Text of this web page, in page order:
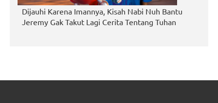
Dijauhi Karena Imannya, Kisah Nabi Nuh Bantu
Jeremy Gak Takut Lagi Cerita Tentang Tuhan